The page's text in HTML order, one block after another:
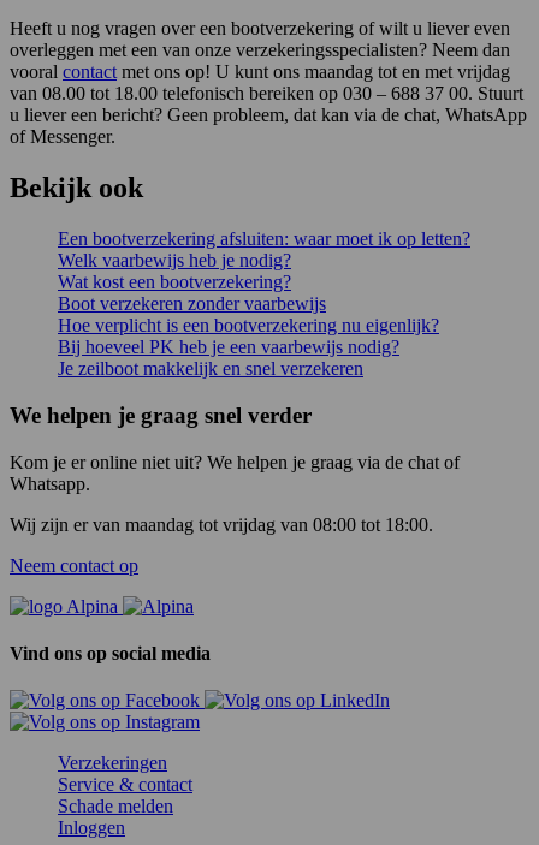
Heeft u nog vragen over een bootverzekering of wilt u liever even
overleggen met een van onze verzekeringsspecialisten? Neem dan
vooral contact met ons op! U kunt ons maandag tot en met vrijdag
van 08.00 tot 18.00 telefonisch bereiken op 030 – 688 37 00. Stuurt
u liever een bericht? Geen probleem, dat kan via de chat, WhatsApp
of Messenger.
Bekijk ook
Een bootverzekering afsluiten: waar moet ik op letten?
Welk vaarbewijs heb je nodig?
Wat kost een bootverzekering?
Boot verzekeren zonder vaarbewijs
Hoe verplicht is een bootverzekering nu eigenlijk?
Bij hoeveel PK heb je een vaarbewijs nodig?
Je zeilboot makkelijk en snel verzekeren
We helpen je graag snel verder
Kom je er online niet uit? We helpen je graag via de chat of
Whatsapp.
Wij zijn er van maandag tot vrijdag van 08:00 tot 18:00.
Neem contact op
Vind ons op social media
Verzekeringen
Service & contact
Schade melden
Inloggen